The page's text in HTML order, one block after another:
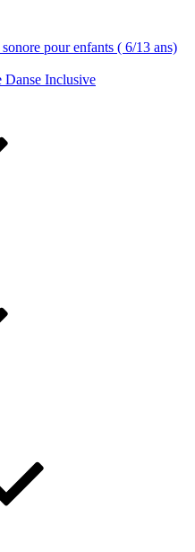
pour enfants ( 6/13 ans)
Danse Inclusive